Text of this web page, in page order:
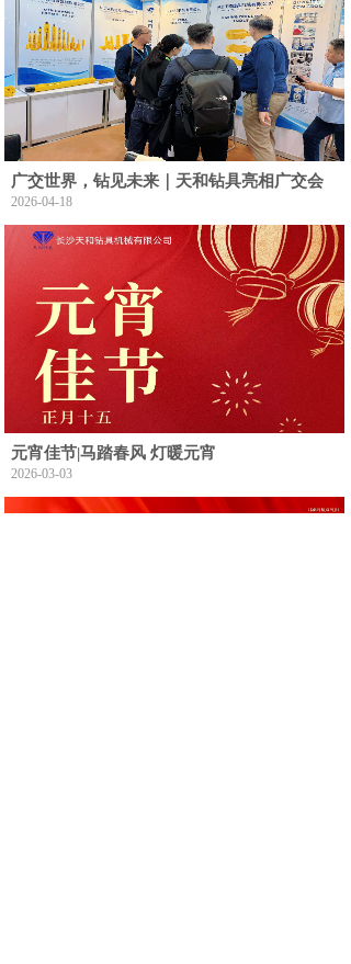
广交世界，钻见未来｜天和钻具亮相广交会
2026-04-18
元宵佳节|马踏春风 灯暖元宵
2026-03-03